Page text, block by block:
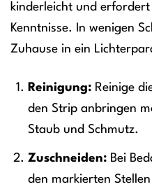
kinderleicht und erfordert
Kenntnisse. In wenigen
Zuhause in ein
Reinigung:Reinige
den Strip anbringen
Staub und Schmutz.
Zuschneiden:Bei
den markierten